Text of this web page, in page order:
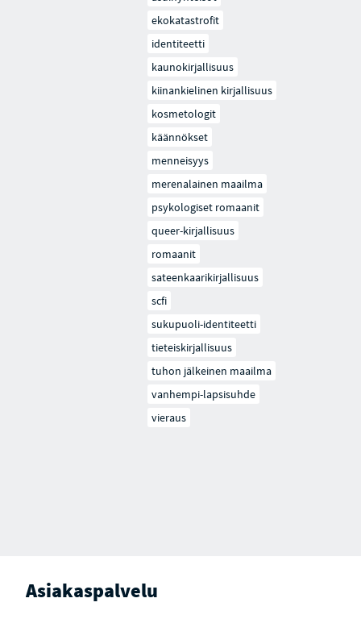
ekokatastrofit
identiteetti
kaunokirjallisuus
kiinankielinen kirjallisuus
kosmetologit
käännökset
menneisyys
merenalainen maailma
psykologiset romaanit
queer-kirjallisuus
romaanit
sateenkaarikirjallisuus
scfi
sukupuoli-identiteetti
tieteiskirjallisuus
tuhon jälkeinen maailma
vanhempi-lapsisuhde
vieraus
Asiakaspalvelu